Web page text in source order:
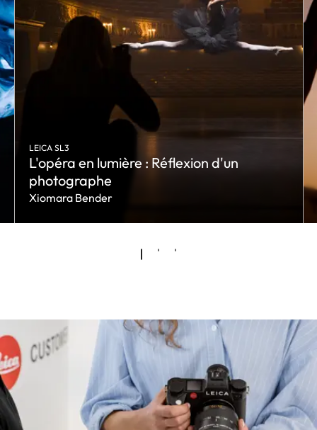
LEICA SL3
L'opéra en lumière : Réflexion d'un
photographe
Xiomara Bender